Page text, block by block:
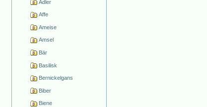
Adler
Affe
Ameise
Amsel
Bär
Basilisk
Bernickelgans
Biber
Biene